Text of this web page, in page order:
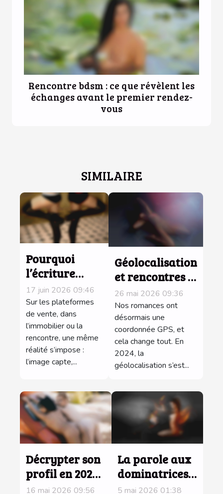
Rencontre bdsm : ce que révèlent les
échanges avant le premier rendez-
vous
SIMILAIRE
Pourquoi
l’écriture
d’une
annonce
séduit autant
que la photo ?
17 juin 2026 09:46
Sur les plateformes
de vente, dans
l’immobilier ou la
rencontre, une même
réalité s’impose :
l’image capte,...
Géolocalisation
et rencontres :
jusqu’où nos
données
influencent-
elles nos
histoires ?
26 mai 2026 09:36
Nos romances ont
désormais une
coordonnée GPS, et
cela change tout. En
2024, la
géolocalisation s’est...
Décrypter son
profil en 2024 :
ce que votre
16 mai 2026 09:56
La parole aux
dominatrices :
confidences
5 mai 2026 01:38